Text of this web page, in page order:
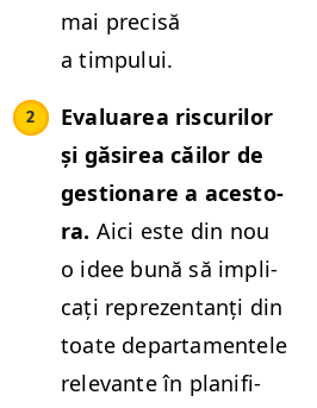
mai pre­cisă
a timpului.
Eval­u­area riscurilor
și găsirea căilor de
ges­tionare a aces­to­
ra. Aici este din nou
o idee bună să impli­
cați reprezen­tanți din
toate depar­ta­mentele
rel­e­vante în plan­i­fi­